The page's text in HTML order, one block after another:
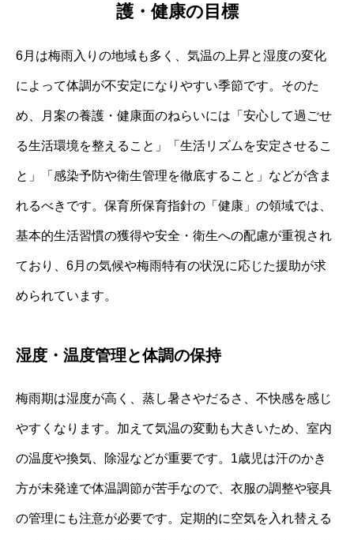
護・健康の目標
6月は梅雨入りの地域も多く、気温の上昇と湿度の変化
によって体調が不安定になりやすい季節です。そのた
め、月案の養護・健康面のねらいには「安心して過ごせ
る生活環境を整えること」「生活リズムを安定させるこ
と」「感染予防や衛生管理を徹底すること」などが含ま
れるべきです。保育所保育指針の「健康」の領域では、
基本的生活習慣の獲得や安全・衛生への配慮が重視され
ており、6月の気候や梅雨特有の状況に応じた援助が求
められています。
湿度・温度管理と体調の保持
梅雨期は湿度が高く、蒸し暑さやだるさ、不快感を感じ
やすくなります。加えて気温の変動も大きいため、室内
の温度や換気、除湿などが重要です。1歳児は汗のかき
方が未発達で体温調節が苦手なので、衣服の調整や寝具
の管理にも注意が必要です。定期的に空気を入れ替える